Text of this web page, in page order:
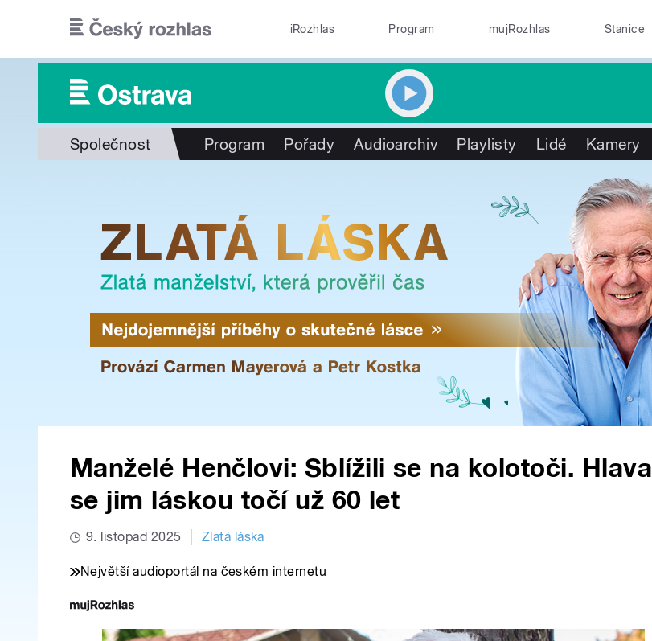
iRozhlas Program mujRozhlas Stanice
Společnost Program Pořady Audioarchiv Playlisty Lidé Kamery
Manželé Henčlovi: Sblížili se na kolotoči. Hlava
se jim láskou točí už 60 let
9. listopad 2025 Zlatá láska
Největší audioportál na českém internetu